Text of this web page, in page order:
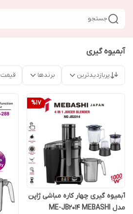
جستجو
آبمیوه گیری
پربازدیدترین برندها قیمت
%17
آبمیوه گیری چهار کاره مباشی ژاپن
مدل ME-JB2014 MEBASHI